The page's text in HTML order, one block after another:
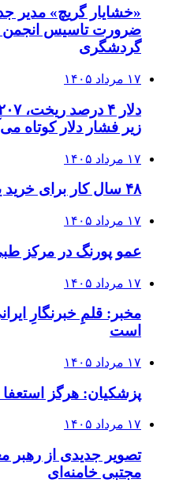
«خشایار گریچ» مدیر
ضرورت تاسیس انجمن
گردشگری
۱۷ مرداد ۱۴۰۵
زیر فشار دلار کوتاه
۱۷ مرداد ۱۴۰۵
۴۸ سال کار برای خرید یک تویوتا کمری
۱۷ مرداد ۱۴۰۵
عمو پورنگ در مرکز
۱۷ مرداد ۱۴۰۵
مخبر: قلمِ خبرنگارِ
است
۱۷ مرداد ۱۴۰۵
پزشکیان: هرگز استعفا
۱۷ مرداد ۱۴۰۵
تصویر جدیدی از رهبر
مجتبی خامنه‌ای